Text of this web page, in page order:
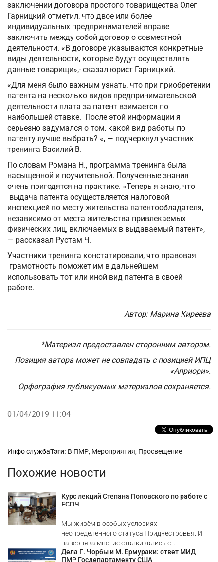
заключении договора простого товарищества Олег
Гарницкий отметил, что двое или более
индивидуальных предпринимателей вправе
заключить между собой договор о совместной
деятельности. «В договоре указываются конкретные
виды деятельности, которые будут осуществлять
данные товарищи»,- сказал юрист Гарницкий.
«Для меня было важным узнать, что при приобретении
патента на несколько видов предпринимательской
деятельности плата за патент взимается по
наибольшей ставке. После этой информации я
серьезно задумался о том, какой вид работы по
патенту лучше выбрать? «, — подчеркнул участник
тренинга Василий В.
По словам Романа Н., программа тренинга была
насыщенной и поучительной. Полученные знания
очень пригодятся на практике. «Теперь я знаю, что
выдача патента осуществляется налоговой
инспекцией по месту жительства патентообладателя,
независимо от места жительства привлекаемых
физических лиц, включаемых в выдаваемый патент»,
— рассказал Рустам Ч.
Участники тренинга констатировали, что правовая
грамотность поможет им в дальнейшем
использовать тот или иной вид патента в своей
работе.
Автор: Марина Киреева
*Материал предоставлен сторонним автором.
Позиция автора может не совпадать с позицией ИПЦ
«Априори».
Орфография публикуемых материалов сохраняется.
01/04/2019 11:04
Рубрики
Инфо службаТэги: В ПМР, Мероприятия, Просвещение
Похожие новости
Курс лекций Степана Поповского по работе с
ЕСПЧ
Мы живём в особых условиях
неопределённого статуса Приднестровья. И
наверняка многие сталкивались с ...
Дела Г. Чорбы и М. Ермураки: ответ МИД
ПМР Госдепартаменту США